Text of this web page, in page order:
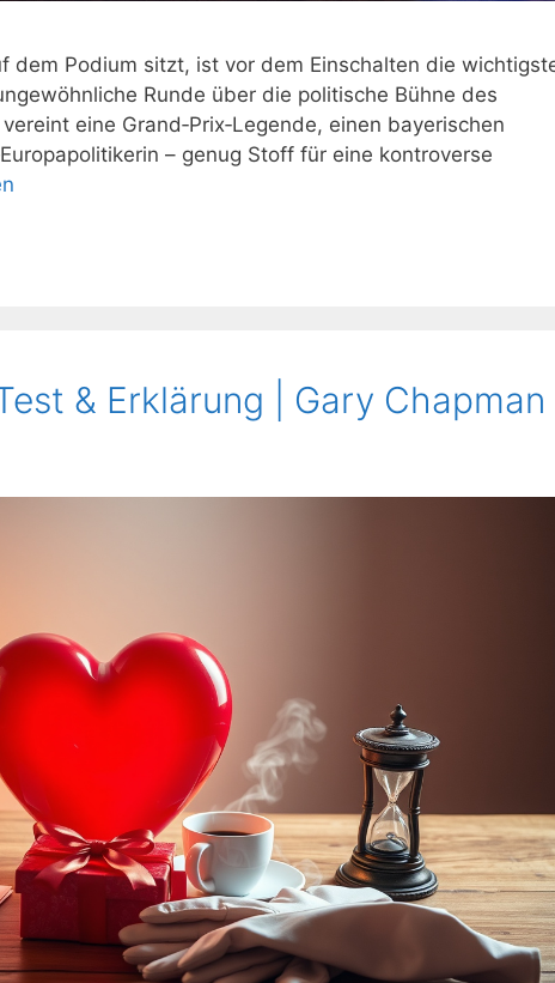
dem Podium sitzt, ist vor dem Einschalten die
Runde über die politische Bühne des
eine Grand‑Prix‑Legende, einen bayerischen
– genug Stoff für eine kontroverse
& Erklärung | Gary Chapman